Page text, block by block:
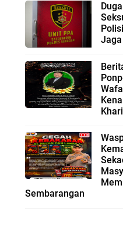
Jaga
Sembarangan